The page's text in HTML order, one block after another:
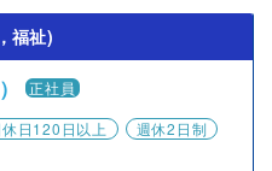
福祉)
正社員
日120日以上
週休2日制